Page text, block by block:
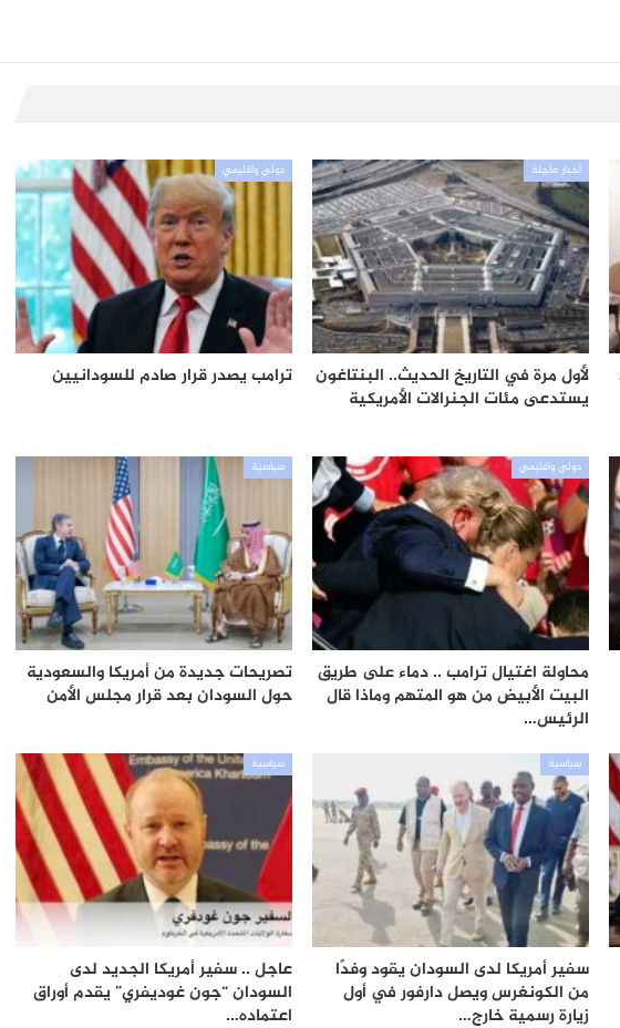
أخبار عاجلة
لأول مرة في التاريخ الحديث.. البنتاغون
يستدعى مئات الجنرالات الأمريكية
دولي واقليمي
ترامب يصدر قرار صادم للسودانيين
دولي واقليمي
محاولة اغتيال ترامب .. دماء على طريق
البيت الأبيض من هو المتهم وماذا قال
الرئيس…
سياسية
تصريحات جديدة من أمريكا والسعودية
حول السودان بعد قرار مجلس الأمن
سياسية
سفير أمريكا لدى السودان يقود وفدًا
من الكونغرس ويصل دارفور في أول
زيارة رسمية خارج…
سياسية
عاجل .. سفير أمريكا الجديد لدى
السودان “جون غوديفري” يقدم أوراق
اعتماده…